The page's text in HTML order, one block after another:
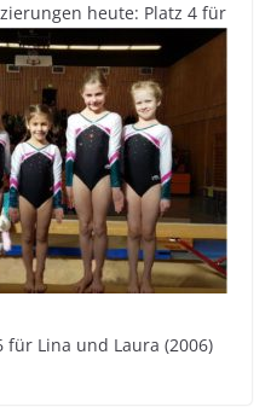
heute: Platz 4 für
für Lina und Laura (2006)